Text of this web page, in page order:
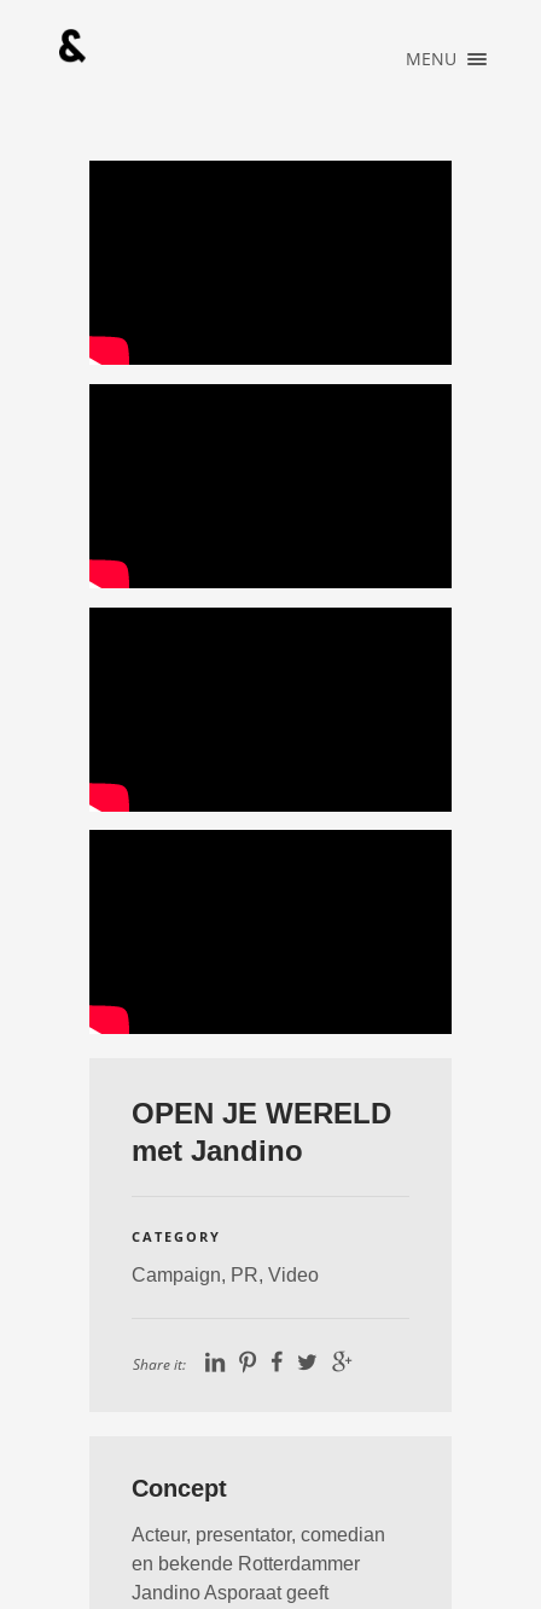
MENU ×
OPEN JE WERELD
met Jandino
CATEGORY
Campaign, PR, Video
Share it:
Concept
Acteur, presentator, comedian
en bekende Rotterdammer
Jandino Asporaat geeft